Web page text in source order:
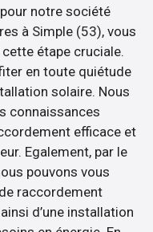
notre société
à Simple (53), vous
cette étape cruciale.
en toute quiétude
solaire. Nous
connaissances
efficace et
Egalement, par le
pouvons vous
raccordement
d’une installation